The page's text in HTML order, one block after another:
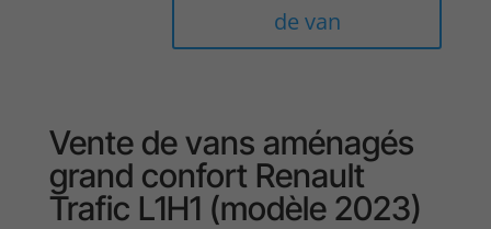
de van
Vente de vans aménagés
grand confort Renault
Trafic L1H1 (modèle 2023)